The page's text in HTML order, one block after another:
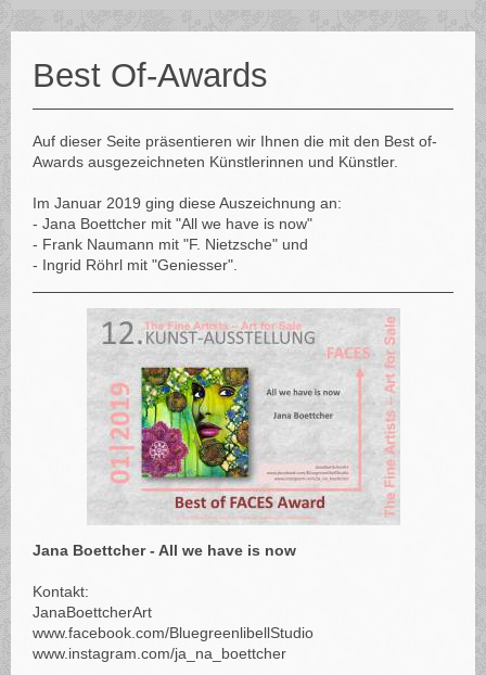
Best Of-Awards
Auf dieser Seite präsentieren wir Ihnen die mit den Best of-
Awards ausgezeichneten Künstlerinnen und Künstler.
Im Januar 2019 ging diese Auszeichnung an:
- Jana Boettcher mit "All we have is now"
- Frank Naumann mit "F. Nietzsche" und
- Ingrid Röhrl mit "Geniesser".
Jana Boettcher - All we have is now
Kontakt:
JanaBoettcherArt
www.facebook.com/BluegreenlibellStudio
www.instagram.com/ja_na_boettcher